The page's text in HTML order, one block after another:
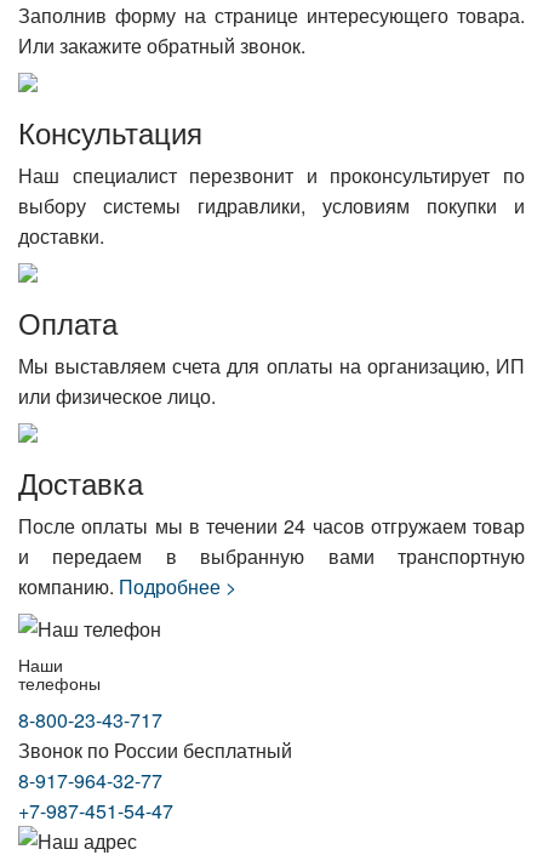
Заполнив форму на странице интересующего товара.
Или закажите обратный звонок.
Консультация
Наш специалист перезвонит и проконсультирует по
выбору системы гидравлики, условиям покупки и
доставки.
Оплата
Мы выставляем счета для оплаты на организацию, ИП
или физическое лицо.
Доставка
После оплаты мы в течении 24 часов отгружаем товар
и передаем в выбранную вами транспортную
компанию. Подробнее >
Наши
телефоны
8-800-23-43-717
Звонок по России бесплатный
8-917-964-32-77
+7-987-451-54-47